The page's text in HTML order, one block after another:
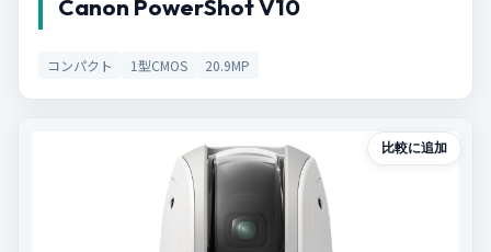
Canon PowerShot V10
コンパクト 1型CMOS 20.9MP
比較に追加